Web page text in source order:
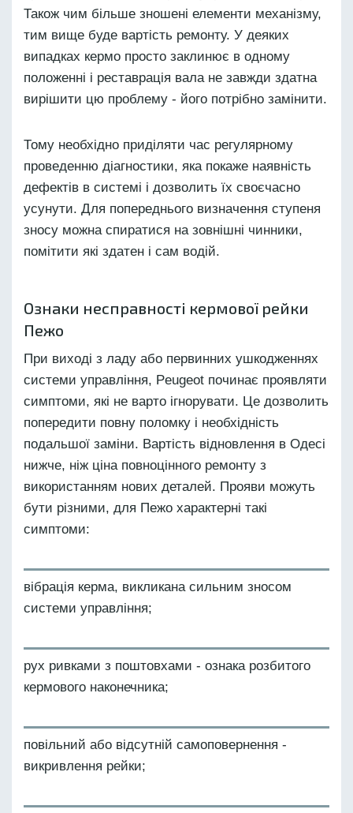
Також чим більше зношені елементи механізму,
тим вище буде вартість ремонту. У деяких
випадках кермо просто заклинює в одному
положенні і реставрація вала не завжди здатна
вирішити цю проблему - його потрібно замінити.
Тому необхідно приділяти час регулярному
проведенню діагностики, яка покаже наявність
дефектів в системі і дозволить їх своєчасно
усунути. Для попереднього визначення ступеня
зносу можна спиратися на зовнішні чинники,
помітити які здатен і сам водій.
Ознаки несправності кермової рейки
Пежо
При виході з ладу або первинних ушкодженнях
системи управління, Peugeot починає проявляти
симптоми, які не варто ігнорувати. Це дозволить
попередити повну поломку і необхідність
подальшої заміни. Вартість відновлення в Одесі
нижче, ніж ціна повноцінного ремонту з
використанням нових деталей. Прояви можуть
бути різними, для Пежо характерні такі
симптоми:
вібрація керма, викликана сильним зносом
системи управління;
рух ривками з поштовхами - ознака розбитого
кермового наконечника;
повільний або відсутній самоповернення -
викривлення рейки;